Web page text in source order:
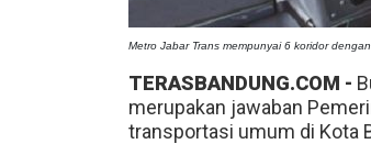
Metro Jabar Trans mempunyai 6 koridor
TERASBANDUNG.COM -
merupakan jawaban
transportasi umum di Kota